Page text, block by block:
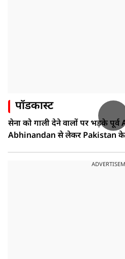
पॉडकास्ट
सेना को गाली देने वालों पर भड़के
Abhinandan से लेकर Pakistan के